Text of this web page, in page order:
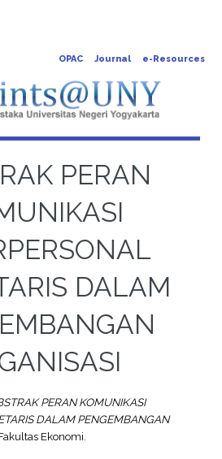
OPAC Journal e-Resources
PERAN
DALAM
PERAN KOMUNIKASI
DALAM PENGEMBANGAN
Ekonomi.